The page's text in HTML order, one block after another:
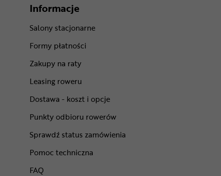
Informacje
Salony stacjonarne
Formy płatności
Zakupy na raty
Leasing roweru
Dostawa - koszt i opcje
Punkty odbioru rowerów
Sprawdź status zamówienia
Pomoc techniczna
FAQ